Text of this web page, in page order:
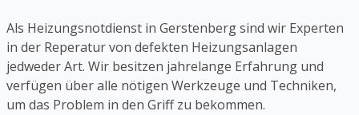
Als Heizungsnotdienst in Gerstenberg sind wir Experten
in der Reperatur von defekten Heizungsanlagen
jedweder Art. Wir besitzen jahrelange Erfahrung und
verfügen über alle nötigen Werkzeuge und Techniken,
um das Problem in den Griff zu bekommen.